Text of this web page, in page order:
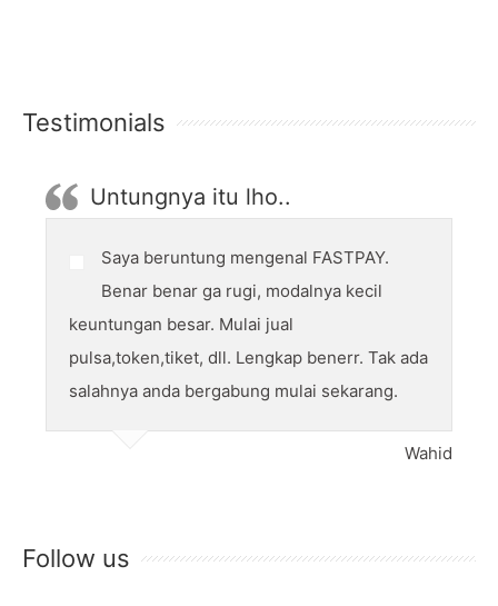
Testimonials
Untungnya itu lho..
Saya beruntung mengenal FASTPAY.
Benar benar ga rugi, modalnya kecil
keuntungan besar. Mulai jual
pulsa,token,tiket, dll. Lengkap benerr. Tak ada
salahnya anda bergabung mulai sekarang.
Wahid
Follow us